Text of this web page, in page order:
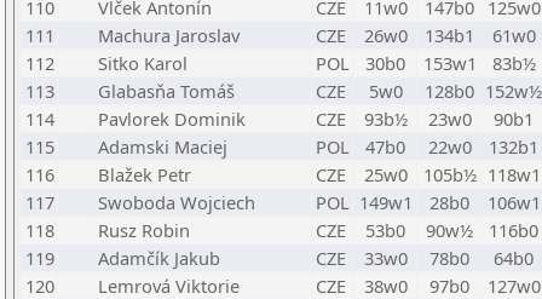
110 Vlček Antonín CZE 11w0 147b0 125w0
111
Machura Jaroslav CZE 26w0 134b1
61w0
112
Sitko Karol POL 30b0 153w1
83b½
113
Glabasňa Tomáš CZE 5w0 128b0 152w½
114
Pavlorek Dominik CZE 93b½ 23w0
90b1
115
Adamski Maciej POL 47b0 22w0
132b1
116
Blažek Petr CZE 25w0 105b½ 118w1
117
Swoboda Wojciech POL 149w1 28b0
106w1
118
Rusz Robin CZE 53b0 90w½
116b0
119
Adamčík Jakub CZE 33w0 78b0
64b0
120
Lemrová Viktorie CZE 38w0 97b0
127w0